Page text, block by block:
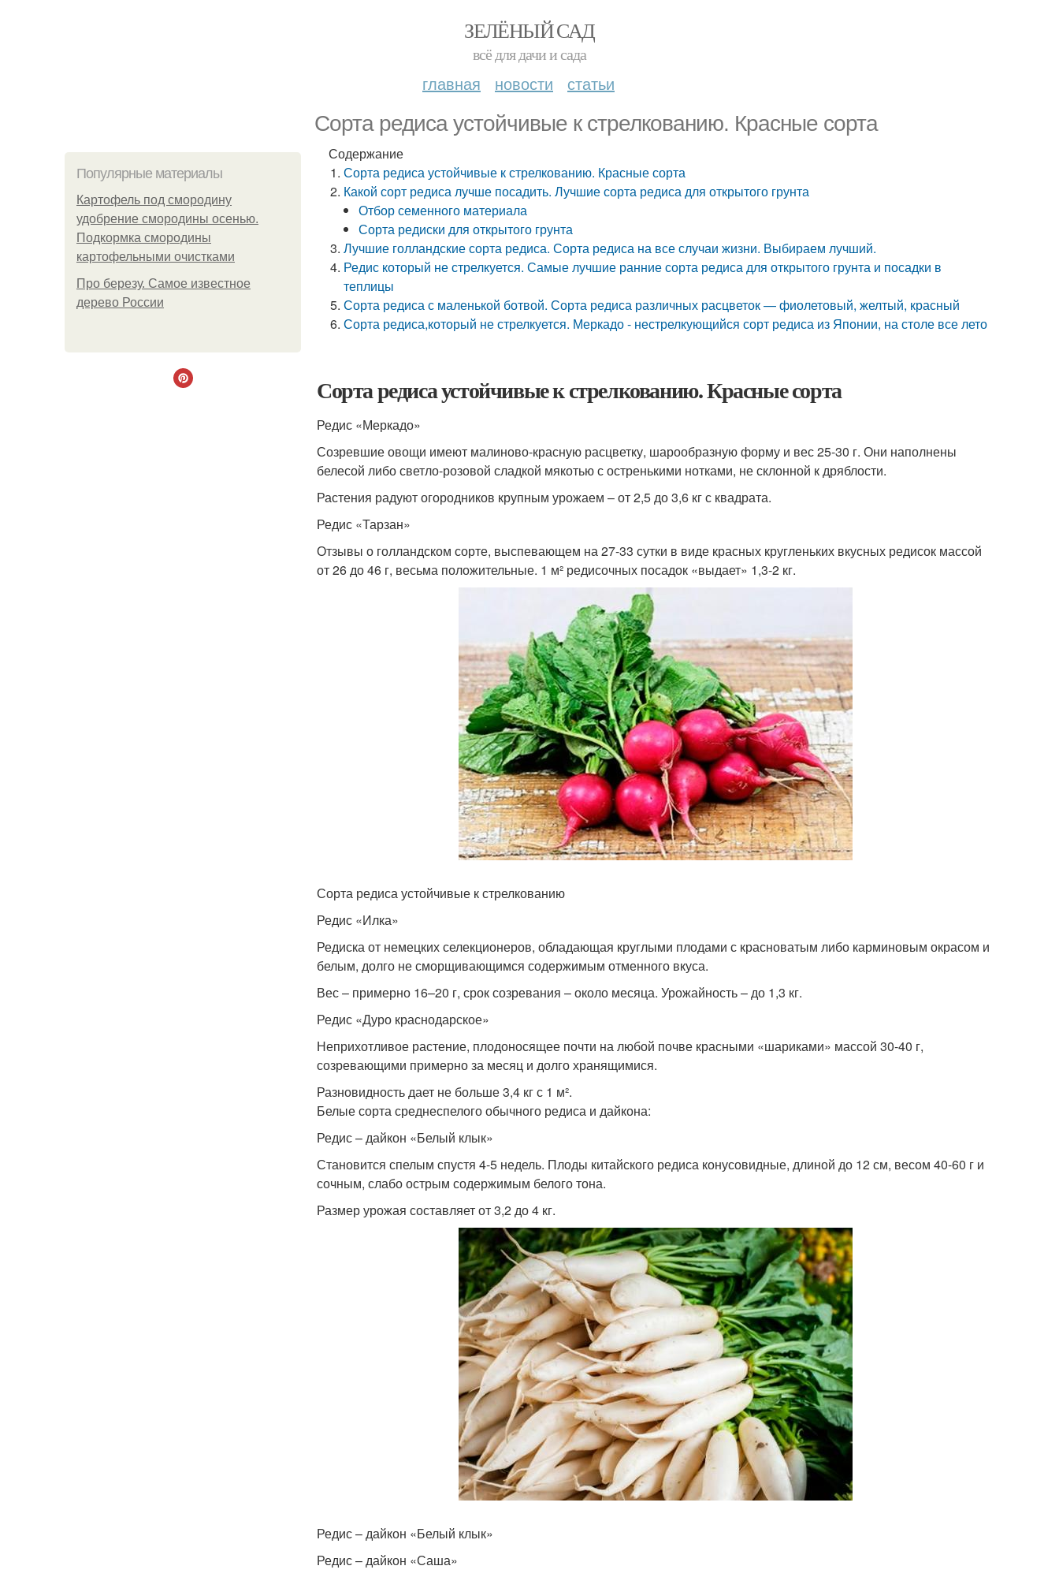
ЗЕЛЁНЫЙ САД
всё для дачи и сада
главная новости статьи
Сорта редиса устойчивые к стрелкованию. Красные сорта
Популярные материалы
Картофель под смородину
удобрение смородины осенью.
Подкормка смородины
картофельными очистками
Про березу. Самое известное
дерево России
Содержание
Сорта редиса устойчивые к стрелкованию. Красные сорта
Какой сорт редиса лучше посадить. Лучшие сорта редиса для открытого грунта
Отбор семенного материала
Сорта редиски для открытого грунта
Лучшие голландские сорта редиса. Сорта редиса на все случаи жизни. Выбираем лучший.
Редис который не стрелкуется. Самые лучшие ранние сорта редиса для открытого грунта и посадки в
теплицы
Сорта редиса с маленькой ботвой. Сорта редиса различных расцветок — фиолетовый, желтый, красный
Сорта редиса,который не стрелкуется. Меркадо - нестрелкующийся сорт редиса из Японии, на столе все лето
Сорта редиса устойчивые к стрелкованию. Красные сорта
Редис «Меркадо»
Созревшие овощи имеют малиново-красную расцветку, шарообразную форму и вес 25-30 г. Они наполнены
белесой либо светло-розовой сладкой мякотью с остренькими нотками, не склонной к дряблости.
Растения радуют огородников крупным урожаем – от 2,5 до 3,6 кг с квадрата.
Редис «Тарзан»
Отзывы о голландском сорте, выспевающем на 27-33 сутки в виде красных кругленьких вкусных редисок массой
от 26 до 46 г, весьма положительные. 1 м² редисочных посадок «выдает» 1,3-2 кг.
Сорта редиса устойчивые к стрелкованию
Редис «Илка»
Редиска от немецких селекционеров, обладающая круглыми плодами с красноватым либо карминовым окрасом и
белым, долго не сморщивающимся содержимым отменного вкуса.
Вес – примерно 16–20 г, срок созревания – около месяца. Урожайность – до 1,3 кг.
Редис «Дуро краснодарское»
Неприхотливое растение, плодоносящее почти на любой почве красными «шариками» массой 30-40 г,
созревающими примерно за месяц и долго хранящимися.
Разновидность дает не больше 3,4 кг с 1 м².
Белые сорта среднеспелого обычного редиса и дайкона:
Редис – дайкон «Белый клык»
Становится спелым спустя 4-5 недель. Плоды китайского редиса конусовидные, длиной до 12 см, весом 40-60 г и
сочным, слабо острым содержимым белого тона.
Размер урожая составляет от 3,2 до 4 кг.
Редис – дайкон «Белый клык»
Редис – дайкон «Саша»